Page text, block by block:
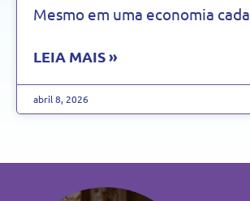
Mesmo em uma economia cada
LEIA MAIS »
abril 8, 2026